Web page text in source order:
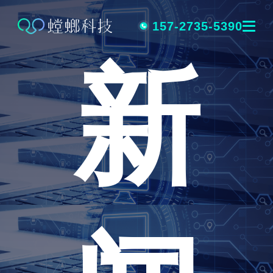
跳
内
容
157-2735-5390
新